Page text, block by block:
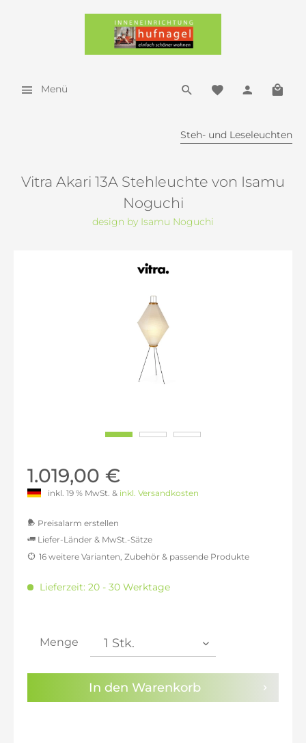
Menü
Steh- und Leseleuchten
Vitra Akari 13A Stehleuchte von Isamu
Noguchi
design by Isamu Noguchi
1.019,00 €
inkl. 19 % MwSt. & inkl. Versandkosten
Preisalarm erstellen
Sie haben dieDatenschutzbestimmungenzur
Kenntnis genommen.
Liefer-Länder & MwSt.-Sätze
inkl. 16% MwSt.: 993,31 €
inkl. 21% MwSt.: 1.036,13 €
inkl. 22% MwSt.: 1.044,69 €
16 weitere Varianten, Zubehör & passende Produkte
Lieferzeit: 20 - 30 Werktage
Menge
In den Warenkorb